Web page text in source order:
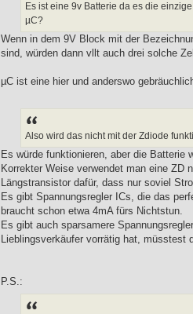
Es ist eine 9v Batterie da es die
µC?
Wenn in dem 9V Block mit der
sind, würden dann vllt auch drei solche
µC ist eine hier und anderswo
Also wird das nicht mit der Zdiode
Es würde funktionieren, aber die Batterie
Korrekter Weise verwendet man eine ZD
Längstransistor dafür, dass nur soviel
Es gibt Spannungsregler ICs, die das
braucht schon etwa 4mA fürs Nichtstun.
Es gibt auch sparsamere
Lieblingsverkäufer vorrätig hat, müsstest
P.S.: